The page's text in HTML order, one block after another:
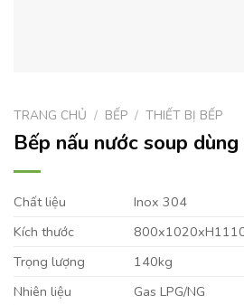
TRANG CHỦ / BẾP / THIẾT BỊ BẾP
Bếp nấu nước soup
Chất liệu
Inox 304
Kích thước
Trọng lượng
140kg
Nhiên liệu
Gas LPG/NG